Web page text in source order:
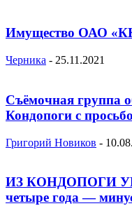
Имущество ОАО
Черника - 25.11.2021
Съёмочная группа
Кондопоги с
Григорий Новиков -
ИЗ КОНДОПОГИ
четыре года —